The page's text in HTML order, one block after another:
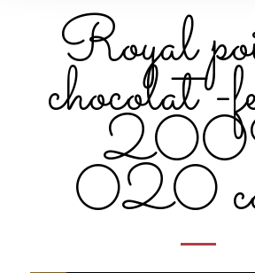
Royal
chocolat -
020